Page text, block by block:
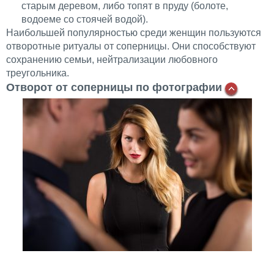
старым деревом, либо топят в пруду (болоте,
водоеме со стоячей водой).
Наибольшей популярностью среди женщин пользуются
отворотные ритуалы от соперницы. Они способствуют
сохранению семьи, нейтрализации любовного
треугольника.
Отворот от соперницы по фотографии